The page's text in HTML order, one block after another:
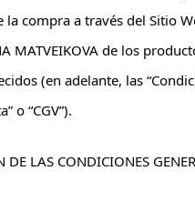
la compra a través del Sitio
MATVEIKOVA de los
(en adelante, las
o “CGV”).
DE LAS CONDICIONES